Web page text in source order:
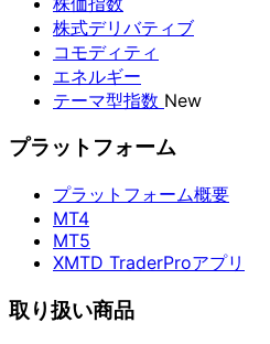
株式デリバティブ
コモディティ
エネルギー
テーマ型指数 New
プラットフォーム
プラットフォーム概要
MT4
MT5
XMTD TraderProアプリ
取り扱い商品